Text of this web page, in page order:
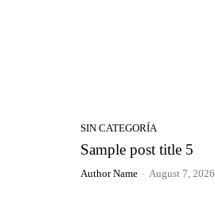
SIN CATEGORÍA
Sample post title 5
Author Name - August 7, 2026